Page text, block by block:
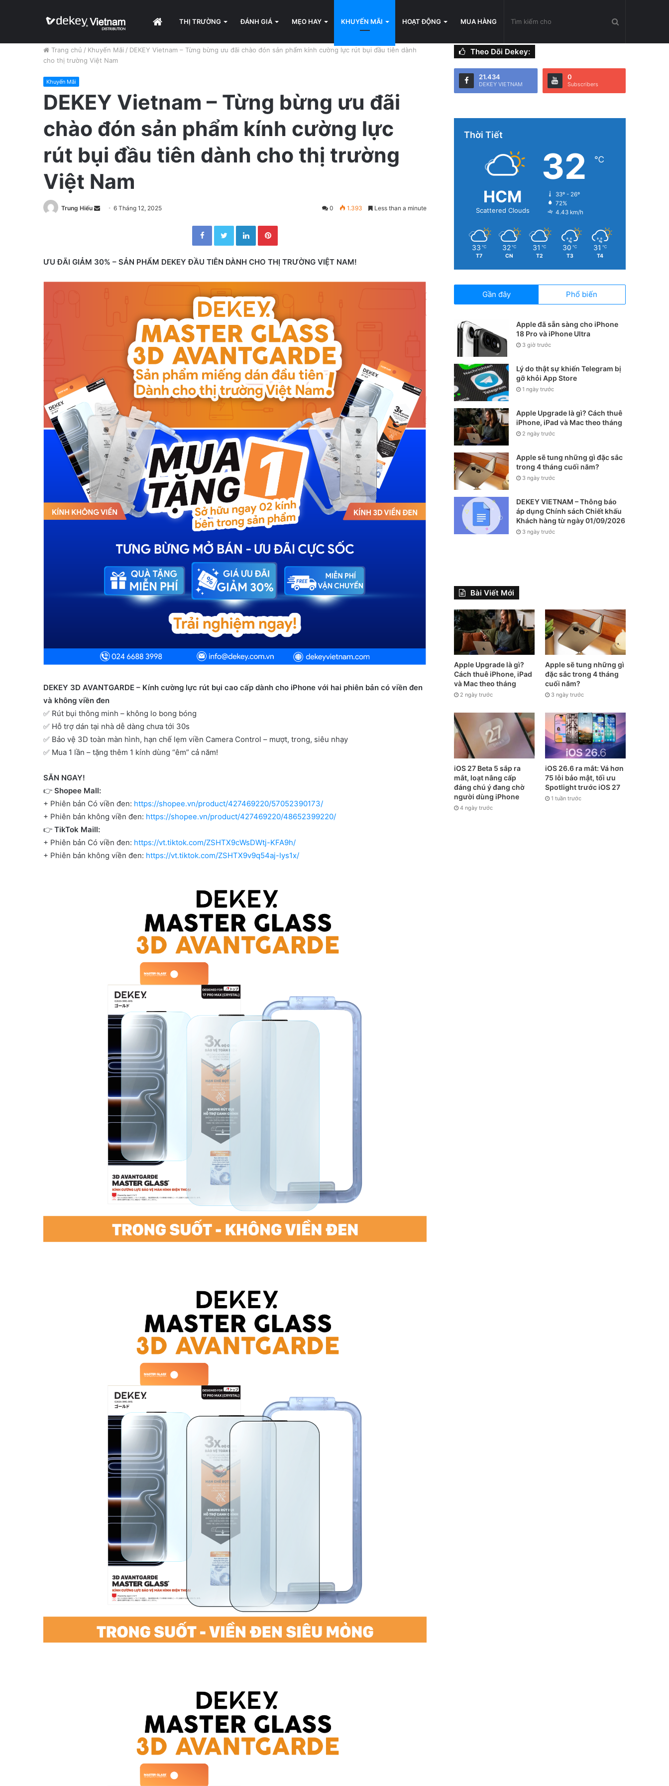
HOMETHỊ TRƯỜNG ĐÁNH GIÁ MẸO HAY KHUYẾN MÃI HOẠT ĐỘNG MUA HÀNG
Trang chủ / Khuyến Mãi / DEKEY Vietnam – Từng bừng ưu đãi chào đón sản phẩm kính cường lực rút bụi đầu tiên dành
cho thị trường Việt Nam
Khuyến Mãi
DEKEY Vietnam – Từng bừng ưu đãi
chào đón sản phẩm kính cường lực
rút bụi đầu tiên dành cho thị trường
Việt Nam
Trung Hiếu
e
6 Tháng 12, 2025 0 1.393 Less than a minute
Facebook Twitter LinkedIn
ƯU ĐÃI GIẢM 30% – SẢN PHẨM DEKEY ĐẦU TIÊN DÀNH CHO THỊ TRƯỜNG VIỆT NAM!
DEKEY 3D AVANTGARDE – Kính cường lực rút bụi cao cấp dành cho iPhone với hai phiên bản có viền đen
và không viền đen
✅ Rút bụi thông minh – không lo bong bóng
✅ Hỗ trợ dán tại nhà dễ dàng chưa tới 30s
✅ Bảo vệ 3D toàn màn hình, hạn chế lẹm viền Camera Control – mượt, trong, siêu nhạy
✅ Mua 1 lần – tặng thêm 1 kính dùng “êm” cả năm!
SĂN NGAY!
👉 Shopee Mall:
+ Phiên bản Có viền đen: https://shopee.vn/product/427469220/57052390173/
+ Phiên bản không viền đen: https://shopee.vn/product/427469220/48652399220/
👉 TikTok Maill:
+ Phiên bản Có viền đen: https://vt.tiktok.com/ZSHTX9cWsDWtj-KFA9h/
+ Phiên bản không viền đen: https://vt.tiktok.com/ZSHTX9v9q54aj-Iys1x/
Theo Dõi Dekey:
21.434
DEKEY VIETNAM
0
Subscribers
Thời Tiết
HCM
Scattered Clouds
32 ℃
33º - 26º
72%
4.43 km/h
33 ℃
T7
32 ℃
CN
31 ℃
T2
30 ℃
T3
31 ℃
T4
Gần đây Phổ biến
Apple đã sẵn sàng cho iPhone
18 Pro và iPhone Ultra
3 giờ trước
Lý do thật sự khiến Telegram bị
gỡ khỏi App Store
1 ngày trước
Apple Upgrade là gì? Cách thuê
iPhone, iPad và Mac theo tháng
2 ngày trước
Apple sẽ tung những gì đặc sắc
trong 4 tháng cuối năm?
3 ngày trước
DEKEY VIETNAM – Thông báo
áp dụng Chính sách Chiết khấu
Khách hàng từ ngày 01/09/2026
3 ngày trước
Bài Viết Mới
Apple Upgrade là gì?
Cách thuê iPhone, iPad
và Mac theo tháng
2 ngày trước
Apple sẽ tung những gì
đặc sắc trong 4 tháng
cuối năm?
3 ngày trước
iOS 27 Beta 5 sắp ra
mắt, loạt nâng cấp
đáng chú ý đang chờ
người dùng iPhone
4 ngày trước
iOS 26.6 ra mắt: Vá hơn
75 lỗi bảo mật, tối ưu
Spotlight trước iOS 27
1 tuần trước